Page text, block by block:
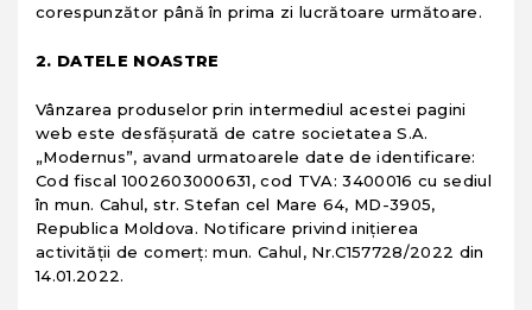
corespunzător până în prima zi lucrătoare următoare.
2. DATELE NOASTRE
Vânzarea produselor prin intermediul acestei pagini
web este desfăşurată de catre societatea S.A.
„Modernus”, avand urmatoarele date de identificare:
Cod fiscal 1002603000631, cod TVA: 3400016 cu sediul
în mun. Cahul, str. Stefan cel Mare 64, MD-3905,
Republica Moldova. Notificare privind inițierea
activității de comerț: mun. Cahul, Nr.C157728/2022 din
14.01.2022.